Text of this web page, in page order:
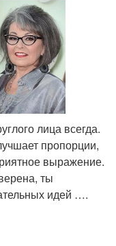
лица всегда.
пропорции,
выражение.
ты
идей ….